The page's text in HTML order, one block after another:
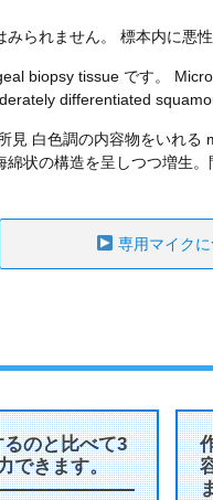
みられません。 標本内に悪
biopsy tissue です。
differentiated
見 白色調の内容物をいれ
綿状の構造を呈しつつ増生
専用マイク
のと比べて3
できます。